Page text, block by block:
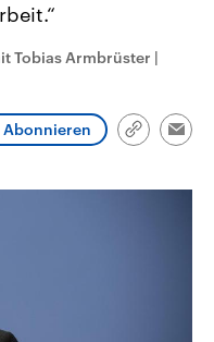
Podcasts
Tobias Armbrüster |
Abonnieren
Link